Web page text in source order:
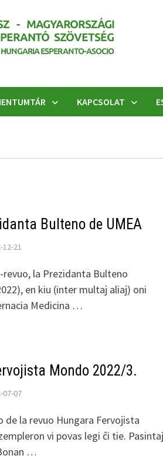
KAPCSOLAT
Bulteno de UMEA
12-21
revuo, la Prezidanta Bulteno
en kiu (inter multaj aliaj) oni
Medicina …
Mondo 2022/3.
07-07
de la revuo Hungara Fervojista
vi povas legi ĉi tie.
…